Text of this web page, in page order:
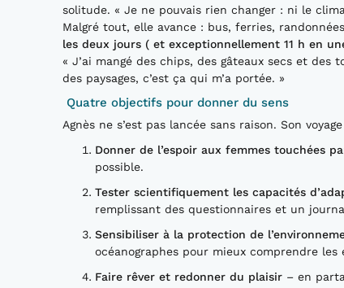
solitude. « Je ne pouvais rien changer : ni le
Malgré tout, elle avance : bus, ferries,
les deux jours ( et exceptionnellement 11 h en
« J’ai mangé des chips, des gâteaux secs et
des paysages, c’est ça qui m’a portée. »
Quatre objectifs pour donner du sens
Agnès ne s’est pas lancée sans raison. Son
Donner de l’espoir aux femmes touchées
possible.
Tester scientifiquement les capacités
remplissant des questionnaires et un
Sensibiliser à la protection de
océanographes pour mieux comprendre
Faire rêver et redonner du plaisir – en